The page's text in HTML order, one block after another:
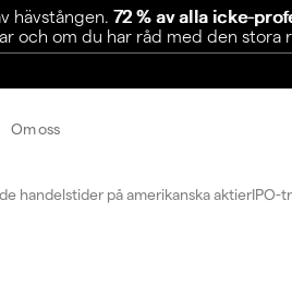
hävstången. 72 % av alla icke-
och om du har råd med den stora
Om oss
handelstider på amerikanska aktierIPO-